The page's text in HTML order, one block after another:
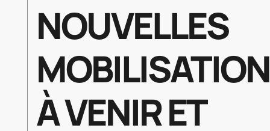
NOUVELLES
À VENIR ET